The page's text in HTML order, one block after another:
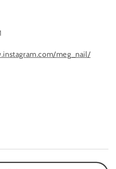
meg_nail/